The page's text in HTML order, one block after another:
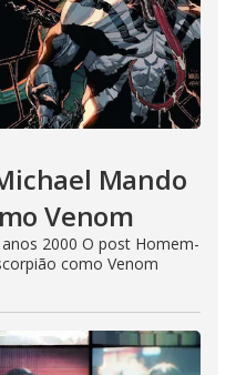
Mando
Venom
2000 O post Homem-
como Venom